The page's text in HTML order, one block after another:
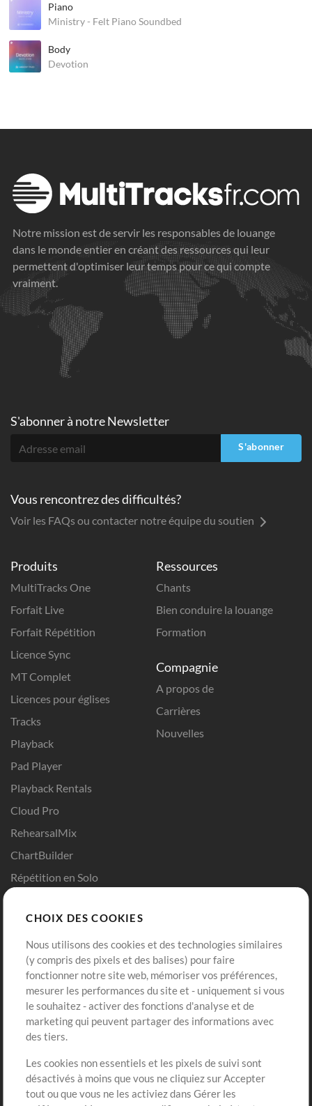
Piano
Ministry - Felt Piano Soundbed
Body
Devotion
Notre mission est de servir les responsables de louange
dans le monde entier en créant des ressources qui leur
permettent d'optimiser leur temps pour ce qui compte
vraiment.
Produits
MultiTracks One
Forfait Live
Forfait Répétition
Licence Sync
MT Complet
Licences pour églises
Tracks
Playback
Pad Player
Playback Rentals
Cloud Pro
RehearsalMix
ChartBuilder
Répétition en Solo
Modèles ProPresenter
Sons
Ressources
Chants
Bien conduire la louange
Formation
Compagnie
A propos de
Carrières
Nouvelles
Boutique
Acheter des crédits
Contenu gratuit
Demander les pistes
Extras
Sessions
Compte
Connexion
S'inscrire
S'abonner à notre Newsletter
S'abonner
Vous rencontrez des difficultés?
Voir les FAQs ou contacter notre équipe du soutien
CHOIX DES COOKIES
Nous utilisons des cookies et des technologies similaires
(y compris des pixels et des balises) pour faire
fonctionner notre site web, mémoriser vos préférences,
mesurer les performances du site et - uniquement si vous
le souhaitez - activer des fonctions d'analyse et de
marketing qui peuvent partager des informations avec
des tiers.
Les cookies non essentiels et les pixels de suivi sont
désactivés à moins que vous ne cliquiez sur Accepter
tout ou que vous ne les activiez dans Gérer les